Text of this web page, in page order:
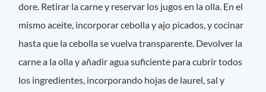
dore. Retirar la carne y reservar los jugos en la olla. En el
mismo aceite, incorporar cebolla y ajo picados, y cocinar
hasta que la cebolla se vuelva transparente. Devolver la
carne a la olla y añadir agua suficiente para cubrir todos
los ingredientes, incorporando hojas de laurel, sal y